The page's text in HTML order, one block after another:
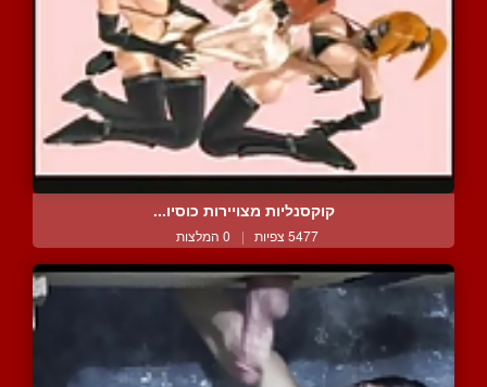
קוקסנליות מצויירות כוסיו...
5477 צפיות | 0 המלצות